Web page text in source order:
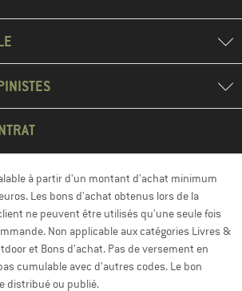
à partir d'un montant d'achat minimum
Les bons d'achat obtenus lors de la
ne peuvent être utilisés qu'une seule fois
Non applicable aux catégories Livres &
et Bons d'achat. Pas de versement en
cumulable avec d'autres codes. Le bon
distribué ou publié.